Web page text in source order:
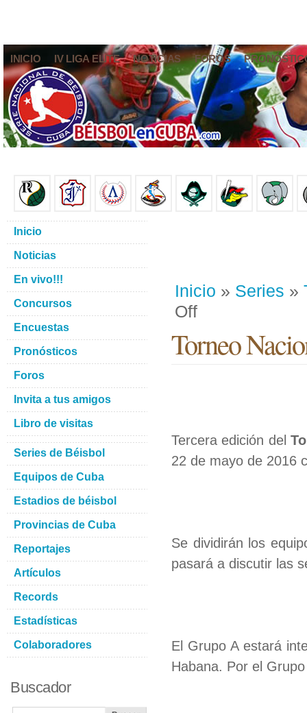
INICIO IV LIGA ELITE NOTICIAS FOROS
Inicio » Series »
Off
Torneo
Tercera edición del
22 de mayo de 2016
Se dividirán los
pasará a discutir las
El Grupo A estará
Habana. Por el
Inicio
Noticias
En vivo!!!
Concursos
Encuestas
Pronósticos
Foros
Invita a tus amigos
Libro de visitas
Series de Béisbol
Equipos de Cuba
Estadios de béisbol
Provincias de Cuba
Reportajes
Artículos
Records
Estadísticas
Colaboradores
Buscador